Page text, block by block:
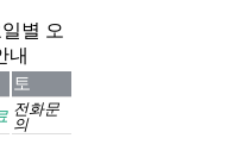
별 오
내
토
전화문
의